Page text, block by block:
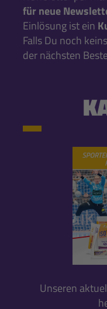
für neue
Einlösung ist ein
Falls Du noch
der nächsten
Unseren